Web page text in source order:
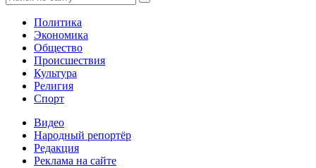
Политика
Экономика
Общество
Происшествия
Культура
Религия
Спорт
Видео
Народный репортёр
Редакция
Реклама на сайте